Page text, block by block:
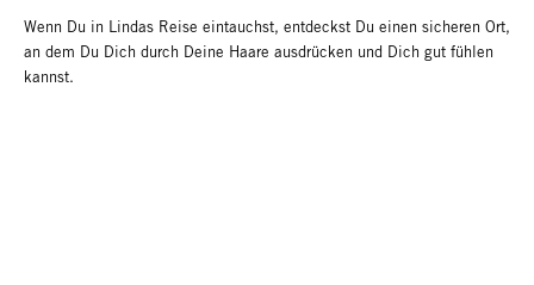
Wenn Du in Lindas Reise eintauchst, entdeckst Du einen sicheren Ort,
an dem Du Dich durch Deine Haare ausdrücken und Dich gut fühlen
kannst.